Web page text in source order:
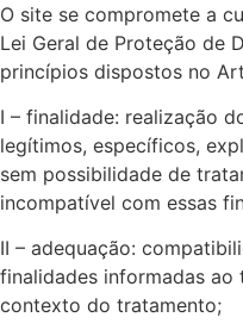
O site se compromete a
Lei Geral de Proteção de
princípios dispostos no
I – finalidade: realização
legítimos, específicos,
sem possibilidade de
incompatível com essas
II – adequação:
finalidades informadas
contexto do tratamento;